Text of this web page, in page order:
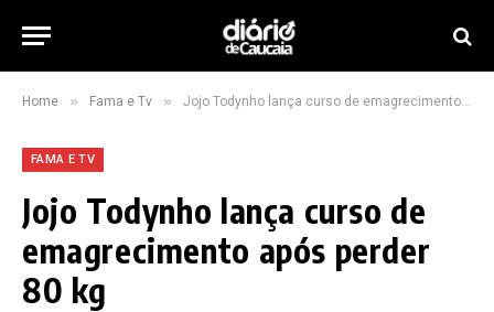
Home » Fama e Tv » Jojo Todynho lança curso de emagrecimento após perder 80 kg
FAMA E TV
Jojo Todynho lança curso de
emagrecimento após perder
80 kg